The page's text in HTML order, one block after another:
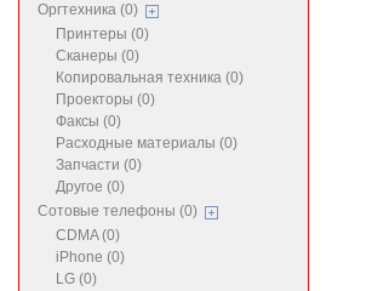
Оргтехника (0)
Принтеры (0)
Сканеры (0)
Копировальная техника (0)
Проекторы (0)
Факсы (0)
Расходные материалы (0)
Запчасти (0)
Другое (0)
Сотовые телефоны (0)
CDMA (0)
iPhone (0)
LG (0)